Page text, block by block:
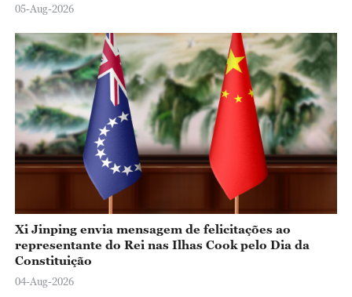
05-Aug-2026
Xi Jinping envia mensagem de felicitações ao
representante do Rei nas Ilhas Cook pelo Dia da
Constituição
04-Aug-2026